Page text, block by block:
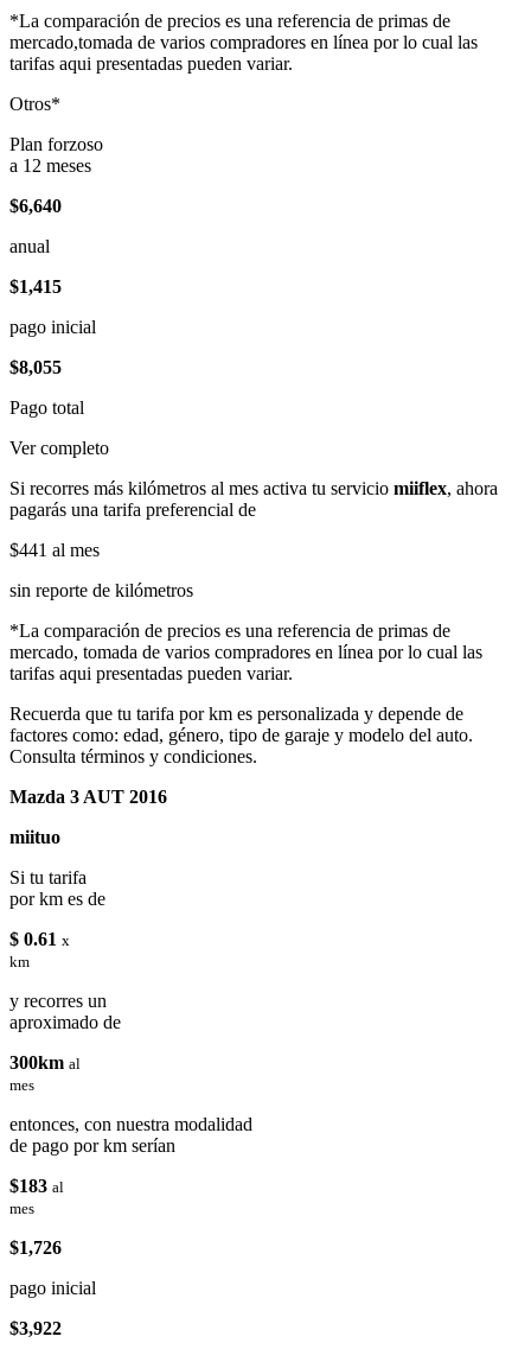
*La comparación de precios es una referencia de primas de
mercado,tomada de varios compradores en línea por lo cual las
tarifas aqui presentadas pueden variar.
Otros*
Plan forzoso
a 12 meses
$6,640
anual
$1,415
pago inicial
$8,055
Pago total
Ver completo
Si recorres más kilómetros al mes activa tu servicio miiflex, ahora
pagarás una tarifa preferencial de
$441 al mes
sin reporte de kilómetros
*La comparación de precios es una referencia de primas de
mercado, tomada de varios compradores en línea por lo cual las
tarifas aqui presentadas pueden variar.
Recuerda que tu tarifa por km es personalizada y depende de
factores como: edad, género, tipo de garaje y modelo del auto.
Consulta términos y condiciones.
Mazda 3 AUT 2016
miituo
Si tu tarifa
por km es de
$ 0.61 x
km
y recorres un
aproximado de
300km al
mes
entonces, con nuestra modalidad
de pago por km serían
$183 al
mes
$1,726
pago inicial
$3,922